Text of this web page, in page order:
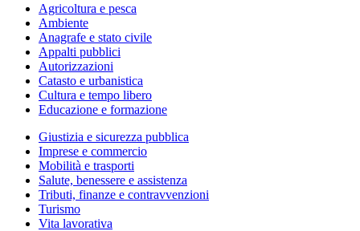
Agricoltura e pesca
Ambiente
Anagrafe e stato civile
Appalti pubblici
Autorizzazioni
Catasto e urbanistica
Cultura e tempo libero
Educazione e formazione
Giustizia e sicurezza pubblica
Imprese e commercio
Mobilità e trasporti
Salute, benessere e assistenza
Tributi, finanze e contravvenzioni
Turismo
Vita lavorativa